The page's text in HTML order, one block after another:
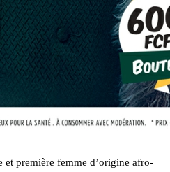
et première femme d’origine afro-